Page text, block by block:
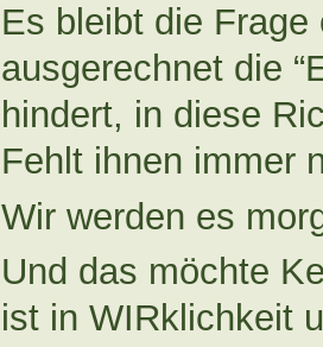
Es bleibt die
ausgerechnet die
hindert, in diese
Fehlt ihnen immer
Wir werden es
Und das möchte
ist in WIRklichkeit